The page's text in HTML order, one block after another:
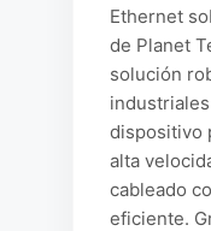
Ethernet
de Planet
solución
dispositivo
alta
cableado
eficiente.